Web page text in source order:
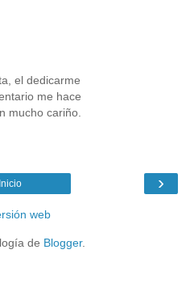
el dedicarme
me hace
mucho cariño.
›
Inicio
web
de Blogger.